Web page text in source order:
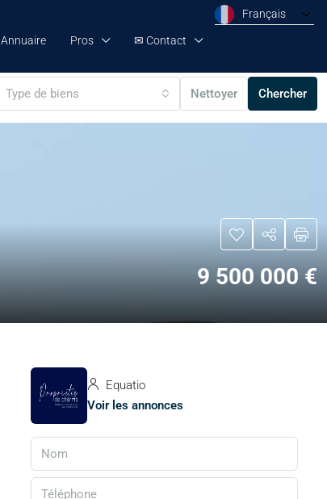
Annuaire Pros ✉ Contact
Français
Type de biens Nettoyer Chercher
9 500 000 €
Equatio
Voir les annonces